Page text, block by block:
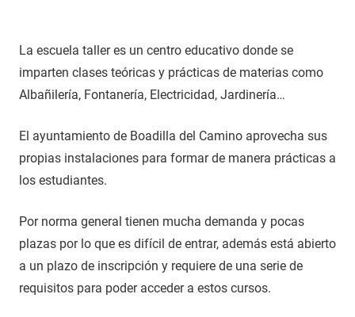
La escuela taller es un centro educativo donde se
imparten clases teóricas y prácticas de materias como
Albañilería, Fontanería, Electricidad, Jardinería…
El ayuntamiento de Boadilla del Camino aprovecha sus
propias instalaciones para formar de manera prácticas a
los estudiantes.
Por norma general tienen mucha demanda y pocas
plazas por lo que es difícil de entrar, además está abierto
a un plazo de inscripción y requiere de una serie de
requisitos para poder acceder a estos cursos.